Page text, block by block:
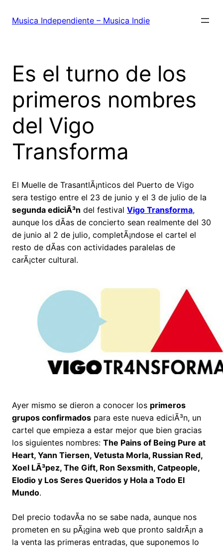
Musica Independiente – Musica Indie
Es el turno de los
primeros nombres
del Vigo
Transforma
El Muelle de TrasantlÃ¡nticos del Puerto de Vigo
sera testigo entre el 23 de junio y el 3 de julio de la
segunda ediciÃ³n del festival Vigo Transforma,
aunque los dÃ­as de concierto sean realmente del 30
de junio al 2 de julio, completÃ¡ndose el cartel el
resto de dÃ­as con actividades paralelas de
carÃ¡cter cultural.
Ayer mismo se dieron a conocer los primeros
grupos confirmados para este nueva ediciÃ³n, un
cartel que empieza a estar mejor que bien gracias
los siguientes nombres: The Pains of Being Pure at
Heart, Yann Tiersen, Vetusta Morla, Russian Red,
Xoel LÃ³pez, The Gift, Ron Sexsmith, Catpeople,
Elodio y Los Seres Queridos y Hola a Todo El
Mundo.
Del precio todavÃ­a no se sabe nada, aunque nos
prometen en su pÃ¡gina web que pronto saldrÃ¡n a
la venta las primeras entradas, que suponemos lo